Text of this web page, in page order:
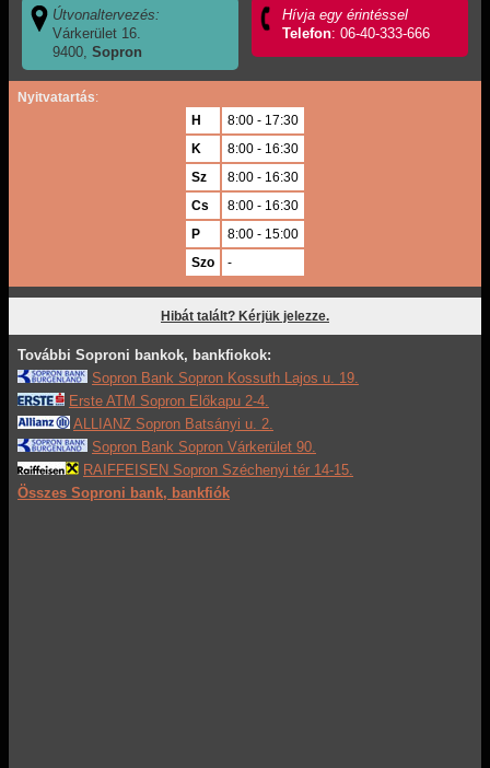
Útvonaltervezés:
Várkerület 16.
9400,Sopron
Hívja egy érintéssel
Telefon: 06-40-333-666
Nyitvatartás:
H
8:00 - 17:30
K
8:00 - 16:30
Sz
8:00 - 16:30
Cs
8:00 - 16:30
P
8:00 - 15:00
Szo
-
Hibát talált? Kérjük jelezze.
További Soproni bankok, bankfiokok:
Sopron Bank Sopron Kossuth Lajos u. 19.
Erste ATM Sopron Előkapu 2-4.
ALLIANZ Sopron Batsányi u. 2.
Sopron Bank Sopron Várkerület 90.
RAIFFEISEN Sopron Széchenyi tér 14-15.
Összes Soproni bank, bankfiók